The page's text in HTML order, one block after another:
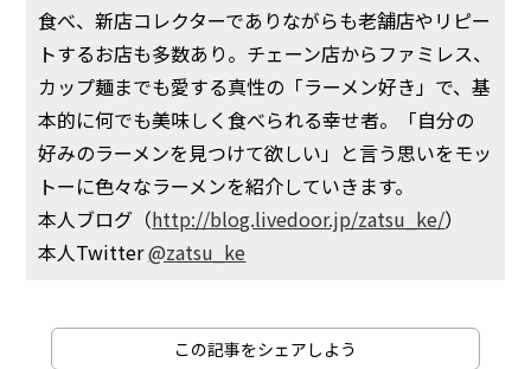
食べ、新店コレクターでありながらも老舗店やリピー
トするお店も多数あり。チェーン店からファミレス、
カップ麺までも愛する真性の「ラーメン好き」で、基
本的に何でも美味しく食べられる幸せ者。「自分の
好みのラーメンを見つけて欲しい」と言う思いをモッ
トーに色々なラーメンを紹介していきます。
本人ブログ（http://blog.livedoor.jp/zatsu_ke/）
本人Twitter@zatsu_ke
この記事をシェアしよう